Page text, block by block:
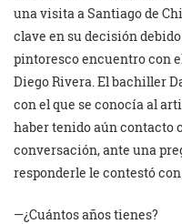
una visita a Santiago de
clave en su decisión
pintoresco encuentro con
Diego Rivera. El bachiller
con el que se conocía al
haber tenido aún contacto
conversación, ante una
responderle le contestó
—¿Cuántos años tienes?